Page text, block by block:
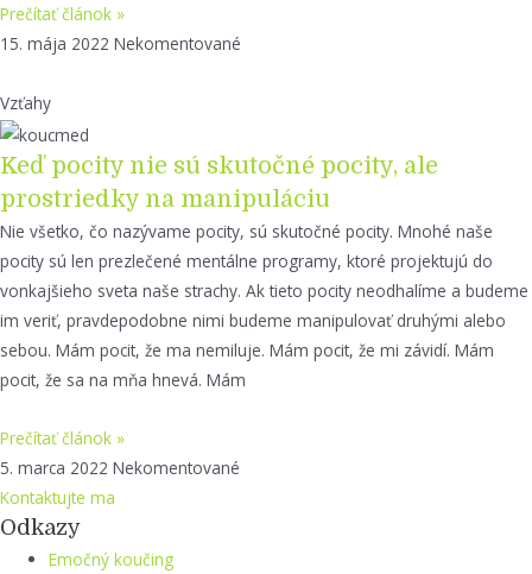
Prečítať článok »
15. mája 2022 Nekomentované
Vzťahy
Keď pocity nie sú skutočné pocity, ale
prostriedky na manipuláciu
Nie všetko, čo nazývame pocity, sú skutočné pocity. Mnohé naše
pocity sú len prezlečené mentálne programy, ktoré projektujú do
vonkajšieho sveta naše strachy. Ak tieto pocity neodhalíme a budeme
im veriť, pravdepodobne nimi budeme manipulovať druhými alebo
sebou. Mám pocit, že ma nemiluje. Mám pocit, že mi závidí. Mám
pocit, že sa na mňa hnevá. Mám
Prečítať článok »
5. marca 2022 Nekomentované
Kontaktujte ma
Odkazy
Emočný koučing